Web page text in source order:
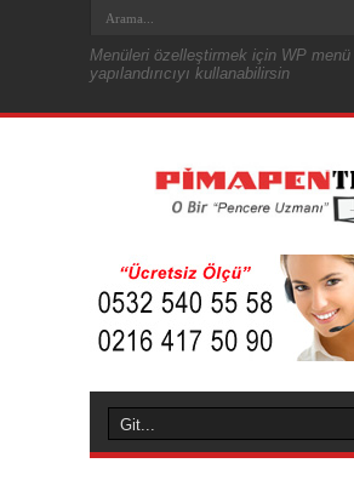
Menüleri özelleştirmek için WP menü
yapılandırıcıyı kullanabilirsin